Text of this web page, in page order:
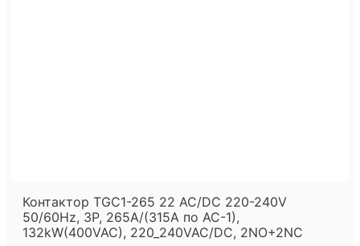
Контактор TGC1-265 22 AC/DC 220-240V
50/60Hz, 3P, 265A/(315A по AC-1),
132kW(400VAC), 220_240VAC/DC, 2NO+2NC